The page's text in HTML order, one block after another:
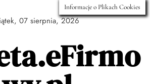
07 sierpnia, 2026
Informacje o Plikach Cookies